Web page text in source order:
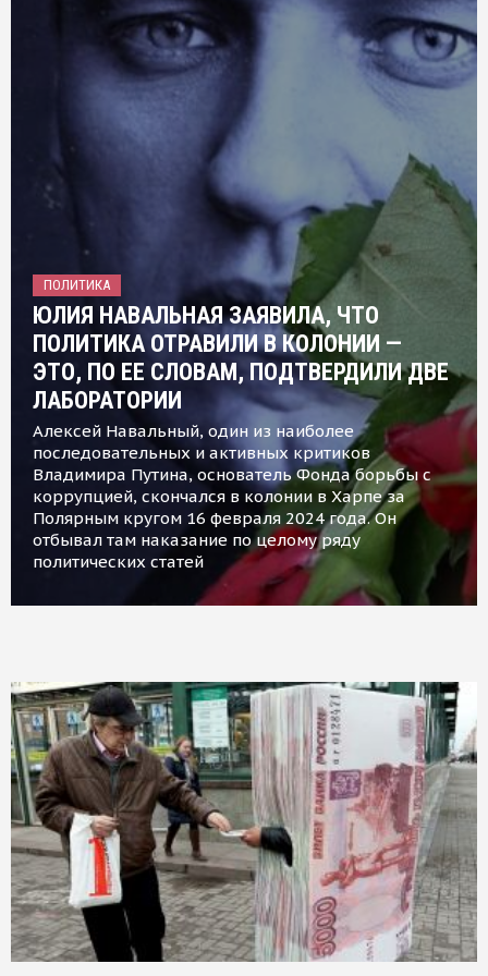
ПОЛИТИКА
ЮЛИЯ НАВАЛЬНАЯ ЗАЯВИЛА, ЧТО
ПОЛИТИКА ОТРАВИЛИ В КОЛОНИИ —
ЭТО, ПО ЕЕ СЛОВАМ, ПОДТВЕРДИЛИ ДВЕ
ЛАБОРАТОРИИ
Алексей Навальный, один из наиболее
последовательных и активных критиков
Владимира Путина, основатель Фонда борьбы с
коррупцией, скончался в колонии в Харпе за
Полярным кругом 16 февраля 2024 года. Он
отбывал там наказание по целому ряду
политических статей